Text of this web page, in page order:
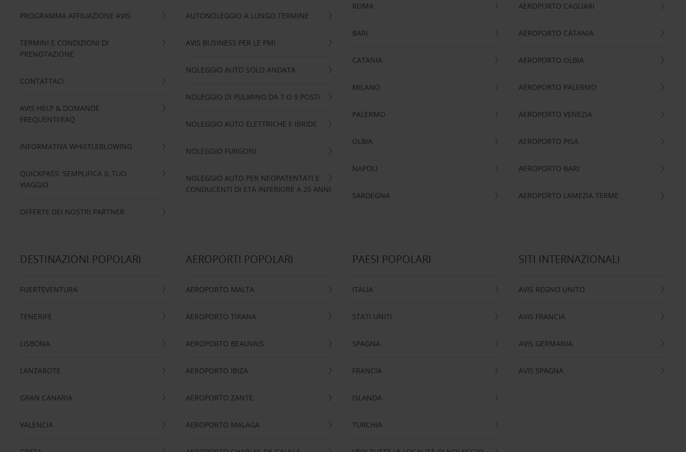
PROGRAMMA AFFILIAZIONE AVIS
TERMINI E CONDIZIONI DI
PRENOTAZIONE
CONTATTACI
AVIS HELP & DOMANDE
FREQUENTI/FAQ
INFORMATIVA WHISTLEBLOWING
QUICKPASS: SEMPLIFICA IL TUO
VIAGGIO
OFFERTE DEI NOSTRI PARTNER
AUTONOLEGGIO A LUNGO TERMINE
AVIS BUSINESS PER LE PMI
NOLEGGIO AUTO SOLO ANDATA
NOLEGGIO DI PULMINO DA 7 O 9 POSTI
NOLEGGIO AUTO ELETTRICHE E IBRIDE
NOLEGGIO FURGONI
NOLEGGIO AUTO PER NEOPATENTATI E
CONDUCENTI DI ETÀ INFERIORE A 25 ANNI
ROMA
BARI
CATANIA
MILANO
PALERMO
OLBIA
NAPOLI
SARDEGNA
AEROPORTO CAGLIARI
AEROPORTO CATANIA
AEROPORTO OLBIA
AEROPORTO PALERMO
AEROPORTO VENEZIA
AEROPORTO PISA
AEROPORTO BARI
AEROPORTO LAMEZIA TERME
DESTINAZIONI POPOLARI
FUERTEVENTURA
TENERIFE
LISBONA
LANZAROTE
GRAN CANARIA
VALENCIA
AEROPORTI POPOLARI
AEROPORTO MALTA
AEROPORTO TIRANA
AEROPORTO BEAUVAIS
AEROPORTO IBIZA
AEROPORTO ZANTE
AEROPORTO MALAGA
PAESI POPOLARI
ITALIA
STATI UNITI
SPAGNA
FRANCIA
ISLANDA
TURCHIA
SITI INTERNAZIONALI
AVIS REGNO UNITO
AVIS FRANCIA
AVIS GERMANIA
AVIS SPAGNA